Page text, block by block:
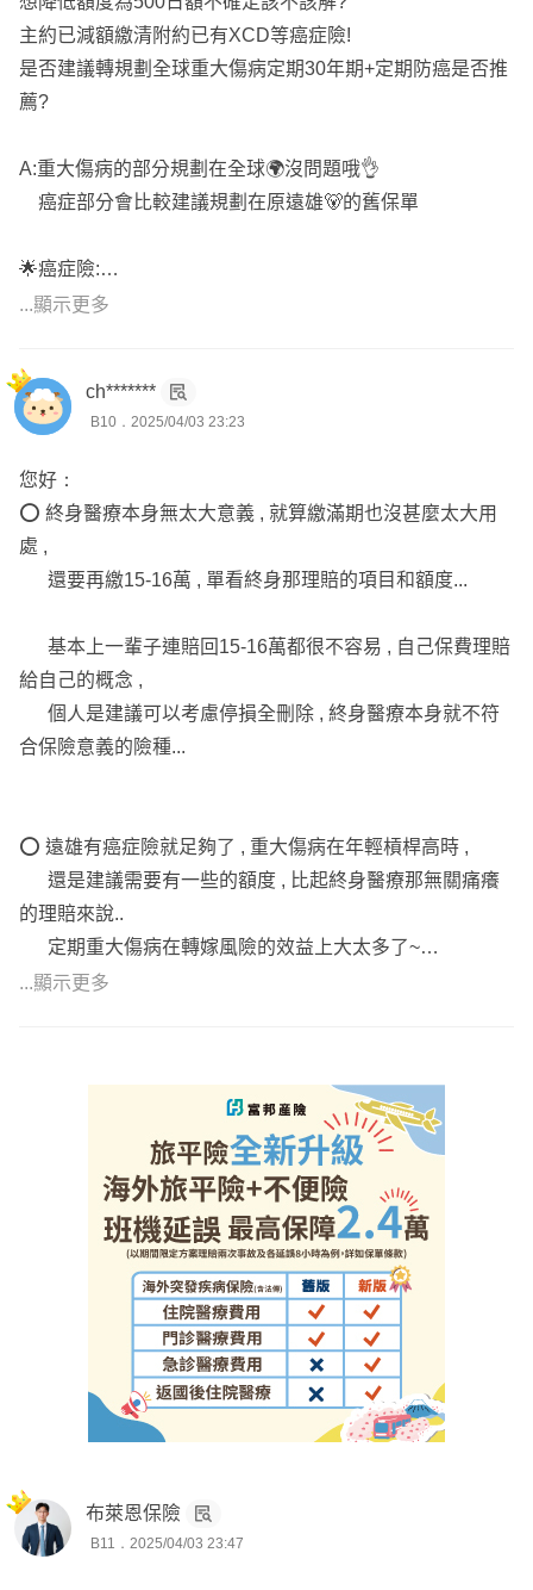
主約已減額繳清附約已有XCD等癌症險!
是否建議轉規劃全球重大傷病定期30年期+定期防癌是否推
薦?
A:重大傷病的部分規劃在全球🌍沒問題哦👌
癌症部分會比較建議規劃在原遠雄🐻的舊保單
🌟癌症險:
1.🐻:XCD+CJ2+RQ1(有理賠併發症，主要拉高癌症一次金
2.🌏:XCF(一次金)
🌟重大傷病:
⭕定期
1.🌏:DCE+XDE(慢性精神病理賠不會打折)
⭕終身
2.富邦:SDA(還本型)/SDB
🔅 我是辰恩 服務於錠嵂保經 🔅
🔅 保險買對不買貴｜小錢也能大保障🔅
🔅 有需要後續規劃都可以與我分享🔅
...顯示更多
ch*******
B10．2025/04/03 23:23
您好：
⭕ 終身醫療本身無太大意義 , 就算繳滿期也沒甚麼太大用
處 ,
還要再繳15-16萬 , 單看終身那理賠的項目和額度...
基本上一輩子連賠回15-16萬都很不容易 , 自己保費理賠
給自己的概念 ,
個人是建議可以考慮停損全刪除 , 終身醫療本身就不符
合保險意義的險種...
⭕ 遠雄有癌症險就足夠了 , 重大傷病在年輕槓桿高時 ,
還是建議需要有一些的額度 , 比起終身醫療那無關痛癢
的理賠來說..
定期重大傷病在轉嫁風險的效益上大太多了~
⭕ 是否建議轉規劃全球重大傷病定期30年期+定期防癌
以上這句話的最後"+定期防癌" 應該是誤植 ,
加XDE重大傷病就沒錯~
以上回覆提供參考 , 若有疑問或不清楚之處 , 可點頭像連結
來訊詢問或討論
...顯示更多
布萊恩保險
B11．2025/04/03 23:47